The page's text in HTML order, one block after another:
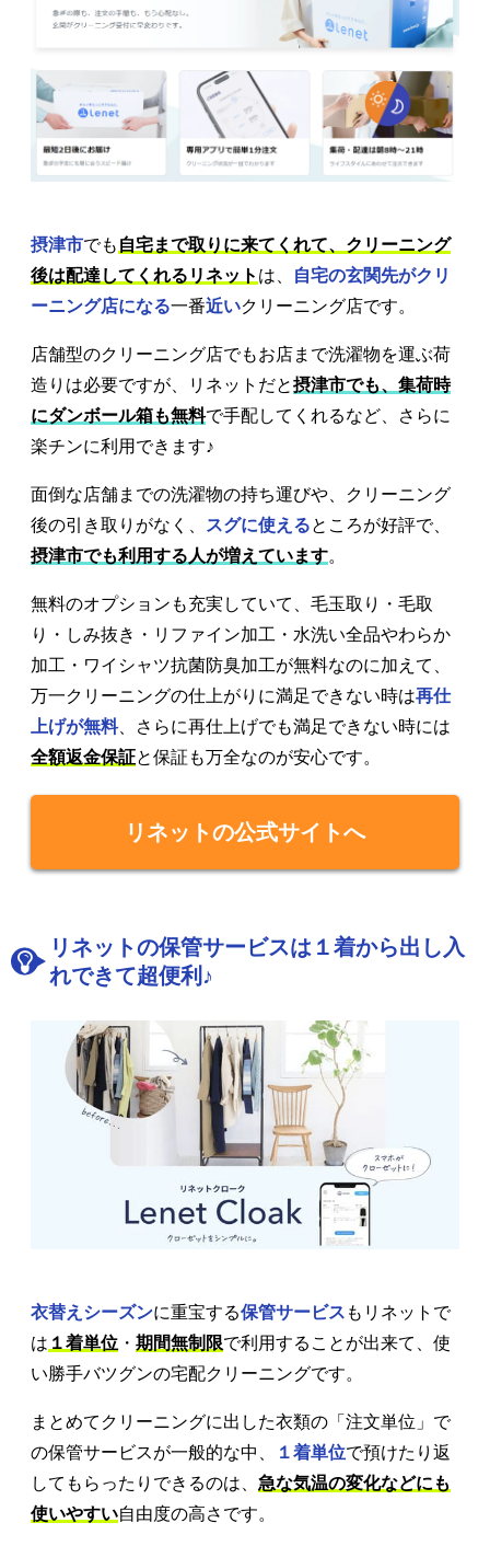
摂津市でも 自宅まで取りに来てくれて、クリーニング
後は配達してくれるリネット は、
自宅の玄関先がクリ
ーニング店になる一番近いクリーニング店です。
店舗型のクリーニング店でもお店まで洗濯物を運ぶ荷
造りは必要ですが、リネットだと摂津市でも、集荷時
にダンボール箱も無料で手配してくれるなど、さらに
楽チンに利用できます♪
面倒な店舗までの洗濯物の持ち運びや、クリーニング
後の引き取りがなく、
スグに使えるところが好評で、
摂津市でも利用する人が増えています。
無料のオプションも充実していて、毛玉取り・毛取
り・しみ抜き・リファイン加工・水洗い全品やわらか
加工・ワイシャツ抗菌防臭加工が無料なのに加えて、
万一クリーニングの仕上がりに満足できない時は再仕
上げが無料、さらに再仕上げでも満足できない時には
全額返金保証と保証も万全なのが安心です。
リネットの公式サイトへ
リネットの保管サービスは１着から出し入
れできて超便利♪
衣替えシーズンに重宝する保管サービス もリネットで
は １着単位 ・ 期間無制限で利用することが出来て、使
い勝手バツグンの宅配クリーニングです。
まとめてクリーニングに出した衣類の「注文単位」で
の保管サービスが一般的な中、
１着単位で預けたり返
してもらったりできるのは、 急な気温の変化などにも
使いやすい自由度の高さです。